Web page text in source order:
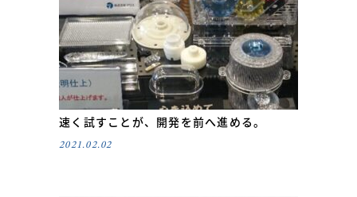
速く試すことが、開発を前へ進める。
2021.02.02